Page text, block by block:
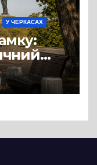
У ЧЕРКАСАХ